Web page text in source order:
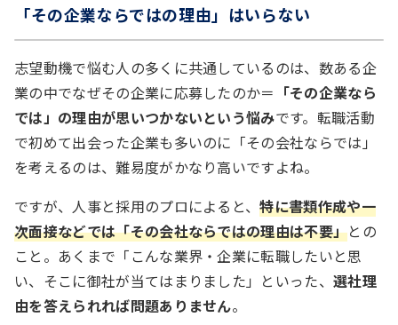
「その企業ならではの理由」はいらない
志望動機で悩む人の多くに共通しているのは、数ある企
業の中でなぜその企業に応募したのか＝ 「その企業なら
では」の理由が思いつかないという悩みです。転職活動
で初めて出会った企業も多いのに「その会社ならでは」
を考えるのは、難易度がかなり高いですよね。
ですが、人事と採用のプロによると、特に書類作成や一
次面接などでは「その会社ならではの理由は不要」との
こと。あくまで「こんな業界・企業に転職したいと思
い、そこに御社が当てはまりました」といった、選社理
由を答えられれば問題ありません。